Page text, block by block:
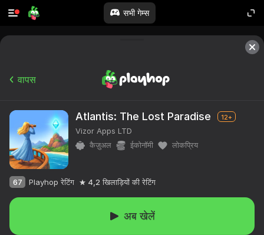
सभी गेम्स
वापस
Atlantis: The Lost Paradise 12+
Vizor Apps LTD
कैज़ुअल
ईकोनॉमी लोकप्रिय
67 Playhop रेटिंग 4,2 खिलाड़ियों की रेटिंग
अब खेलें